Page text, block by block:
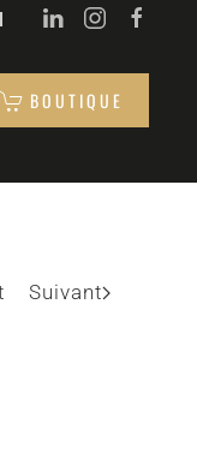
BOUTIQUE
Suivant